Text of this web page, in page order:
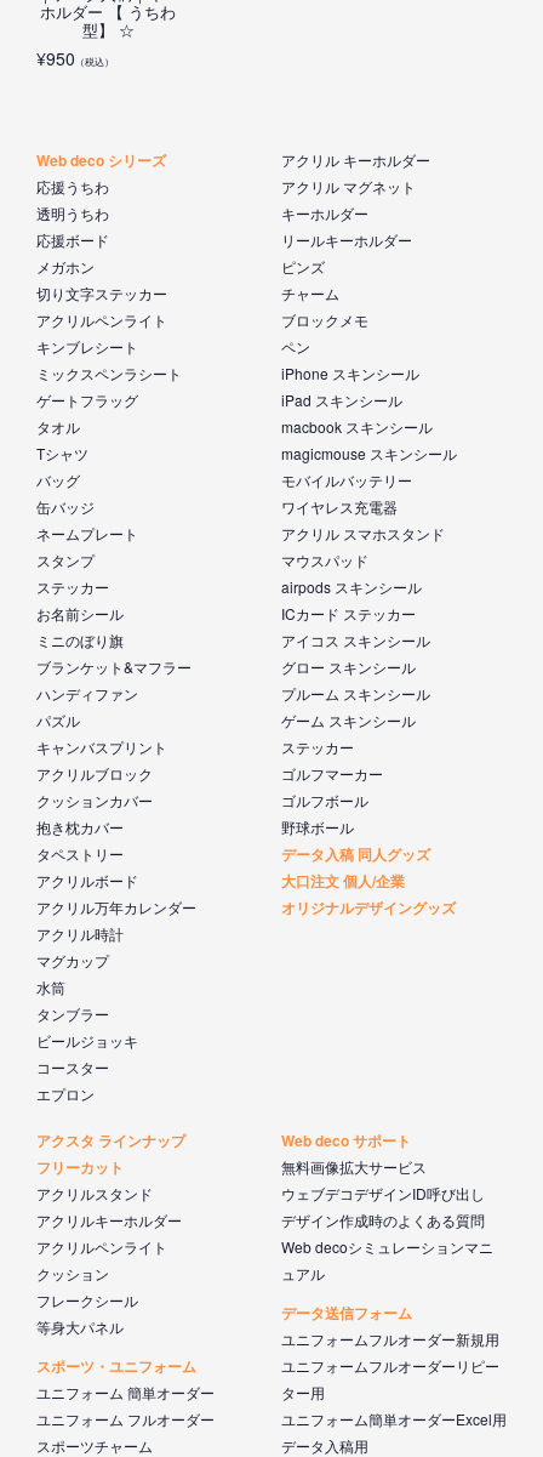
ホルダー 【 うちわ
型】 ☆
¥950 （税込）
Web deco シリーズ
応援うちわ
透明うちわ
応援ボード
メガホン
切り文字ステッカー
アクリルペンライト
キンブレシート
ミックスペンラシート
ゲートフラッグ
タオル
Tシャツ
バッグ
缶バッジ
ネームプレート
スタンプ
ステッカー
お名前シール
ミニのぼり旗
ブランケット&マフラー
ハンディファン
パズル
キャンバスプリント
アクリルブロック
クッションカバー
抱き枕カバー
タペストリー
アクリルボード
アクリル万年カレンダー
アクリル時計
マグカップ
水筒
タンブラー
ビールジョッキ
コースター
エプロン
アクリル キーホルダー
アクリル マグネット
キーホルダー
リールキーホルダー
ピンズ
チャーム
ブロックメモ
ペン
iPhone スキンシール
iPad スキンシール
macbook スキンシール
magicmouse スキンシール
モバイルバッテリー
ワイヤレス充電器
アクリル スマホスタンド
マウスパッド
airpods スキンシール
ICカード ステッカー
アイコス スキンシール
グロー スキンシール
プルーム スキンシール
ゲーム スキンシール
ステッカー
ゴルフマーカー
ゴルフボール
野球ボール
データ入稿 同人グッズ
大口注文 個人/企業
オリジナルデザイングッズ
アクスタ ラインナップ
フリーカット
アクリルスタンド
アクリルキーホルダー
アクリルペンライト
クッション
フレークシール
等身大パネル
スポーツ・ユニフォーム
ユニフォーム 簡単オーダー
ユニフォーム フルオーダー
スポーツチャーム
Web deco サポート
無料画像拡大サービス
ウェブデコデザインID呼び出し
デザイン作成時のよくある質問
Web decoシミュレーションマニ
ュアル
データ送信フォーム
ユニフォームフルオーダー新規用
ユニフォームフルオーダーリピー
ター用
ユニフォーム簡単オーダーExcel用
データ入稿用